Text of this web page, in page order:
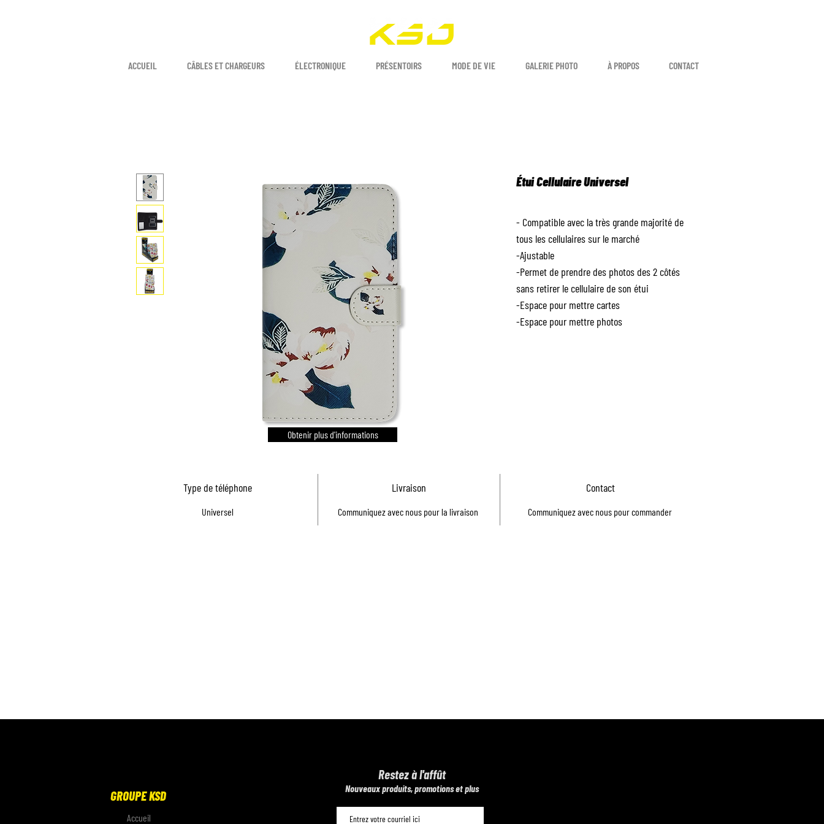
ACCUEIL CÂBLES ET CHARGEURS ÉLECTRONIQUE PRÉSENTOIRS MODE DE VIE GALERIE PHOTO À PROPOS CONTACT
Étui Cellulaire Universel
- Compatible avec la très grande majorité de
tous les cellulaires sur le marché
-Ajustable
-Permet de prendre des photos des 2 côtés
sans retirer le cellulaire de son étui
-Espace pour mettre cartes
-Espace pour mettre photos
Type de téléphone
Universel
Livraison
Communiquez avec nous pour la livraison
Contact
Communiquez avec nous pour commander
Obtenir plus d'informations
GROUPE KSD
Accueil
Restez à l'affût
​Nouveaux produits, promotions et plus